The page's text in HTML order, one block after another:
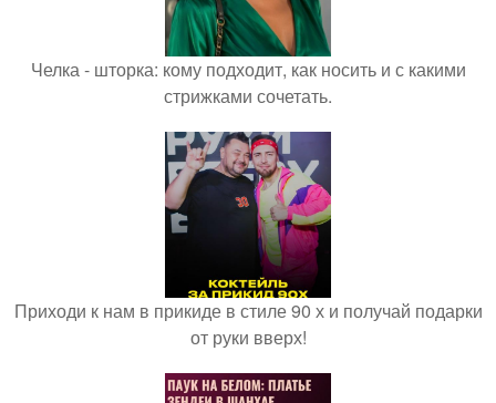
Челка - шторка: кому подходит, как носить и с какими
стрижками сочетать.
Приходи к нам в прикиде в стиле 90 х и получай подарки
от руки вверх!